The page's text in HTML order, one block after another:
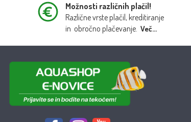
Možnosti različnih plačil!
Različne vrste plačil, kreditiranje
in obročno plačevanje. Več...